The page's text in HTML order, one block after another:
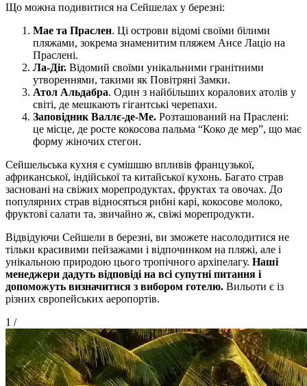
Що можна подивитися на Сейшелах у березні:
Мае та Праслен. Ці острови відомі своїми білими
пляжами, зокрема знаменитим пляжем Ансе Лаціо на
Праслені.
Ла-Діг. Відомий своїми унікальними гранітними
утвореннями, такими як Повітряні Замки.
Атол Альдабра. Один з найбільших коралових атолів у
світі, де мешкають гігантські черепахи.
Заповідник Валлє-де-Ме. Розташований на Праслені:
це місце, де росте кокосова пальма “Коко де мер”, що має
форму жіночих стегон.
Сейшельська кухня є сумішшю впливів французької,
африканської, індійської та китайської кухонь. Багато страв
засновані на свіжих морепродуктах, фруктах та овочах. До
популярних страв відносяться рибні карі, кокосове молоко,
фруктові салати та, звичайно ж, свіжі морепродукти.
Відвідуючи Сейшели в березні, ви зможете насолодитися не
тільки красивими пейзажами і відпочинком на пляжі, але і
унікальною природою цього тропічного архіпелагу. Наші
менеджери дадуть відповіді на всі супутні питання і
допоможуть визначитися з вибором готелю. Вильоти є із
різних європейських аеропортів.
1 /